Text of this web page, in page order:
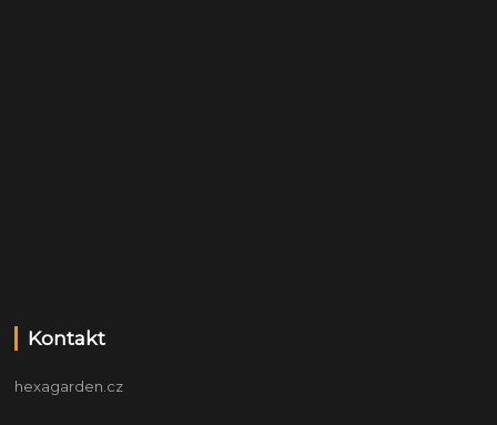
Kontakt
hexagarden.cz